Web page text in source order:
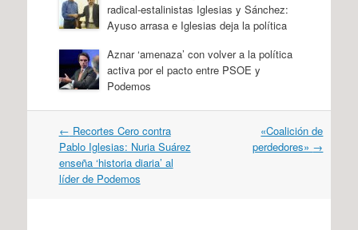
radical-estalinistas Iglesias y Sánchez:
Ayuso arrasa e Iglesias deja la política
Aznar ‘amenaza’ con volver a la política
activa por el pacto entre PSOE y
Podemos
Navegación
por
artículos
← Recortes Cero contra
Pablo Iglesias: Nuria Suárez
enseña ‘historia diaria’ al
líder de Podemos
«Coalición de
perdedores» →